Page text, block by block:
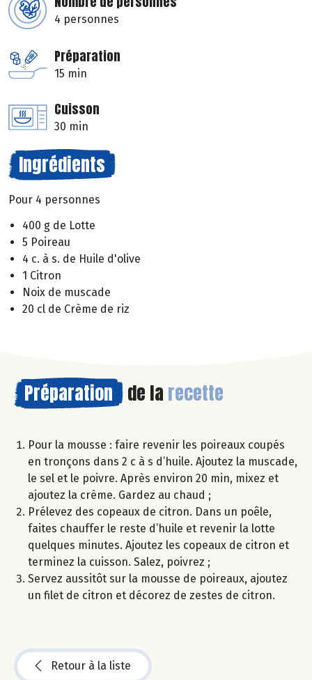
4 personnes
Préparation
15 min
Cuisson
30 min
Ingrédients
Pour 4 personnes
400 g de Lotte
5 Poireau
4 c. à s. de Huile d'olive
1 Citron
Noix de muscade
20 cl de Crème de riz
Préparation de la recette
Pour la mousse : faire revenir les poireaux coupés
en tronçons dans 2 c à s d’huile. Ajoutez la muscade,
le sel et le poivre. Après environ 20 min, mixez et
ajoutez la crème. Gardez au chaud ;
Prélevez des copeaux de citron. Dans un poêle,
faites chauffer le reste d’huile et revenir la lotte
quelques minutes. Ajoutez les copeaux de citron et
terminez la cuisson. Salez, poivrez ;
Servez aussitôt sur la mousse de poireaux, ajoutez
un filet de citron et décorez de zestes de citron.
Retour à la liste